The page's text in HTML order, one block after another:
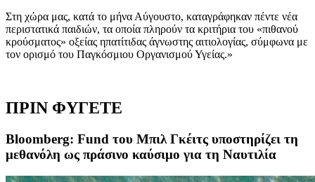
Στη χώρα μας, κατά το μήνα Αύγουστο, καταγράφηκαν πέντε νέα
περιστατικά παιδιών, τα οποία πληρούν τα κριτήρια του «πιθανού
κρούσματος» οξείας ηπατίτιδας άγνωστης αιτιολογίας, σύμφωνα με
τον ορισμό του Παγκόσμιου Οργανισμού Υγείας.»
ΠΡΙΝ ΦΥΓΕΤΕ
Bloomberg: Fund του Μπιλ Γκέιτς υποστηρίζει τη
μεθανόλη ως πράσινο καύσιμο για τη Ναυτιλία